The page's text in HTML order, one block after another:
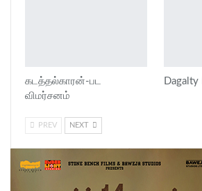
கடத்தல்காரன்-பட
விமர்சனம்
PREV NEXT